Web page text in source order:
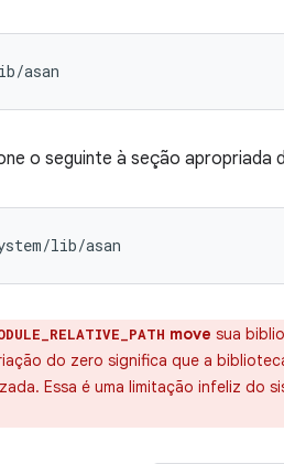
asan
o seguinte à seção apropriada
move sua
do zero significa que a
Essa é uma limitação infeliz do